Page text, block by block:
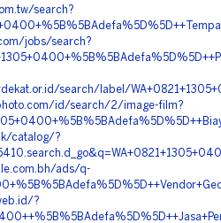
search?
jobs/search?
search/label/
id/search/2/image-film?
catalog/?
ads/q-
?